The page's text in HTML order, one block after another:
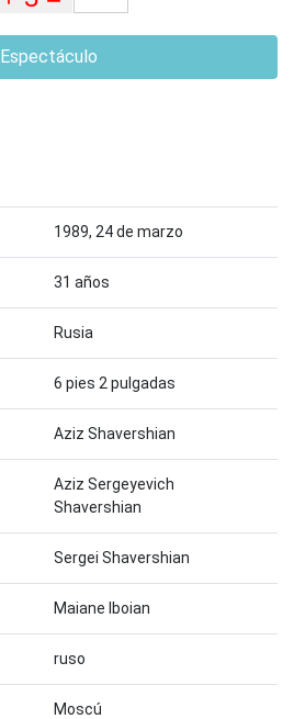
Espectáculo
1989, 24 de marzo
31 años
Rusia
6 pies 2 pulgadas
Aziz Shavershian
Aziz Sergeyevich
Shavershian
Sergei Shavershian
Maiane Iboian
ruso
Moscú